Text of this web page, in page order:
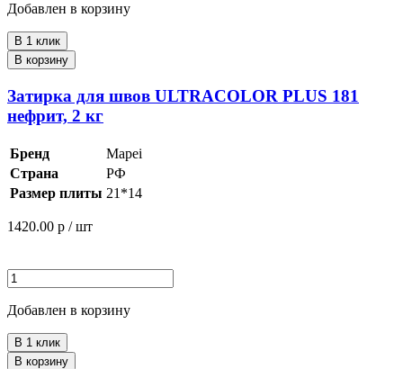
Добавлен в корзину
В 1 клик
В корзину
Затирка для швов ULTRACOLOR PLUS 181
нефрит, 2 кг
Бренд
Mapei
Страна
РФ
Размер плиты 21*14
1420.00 р / шт
Добавлен в корзину
В 1 клик
В корзину